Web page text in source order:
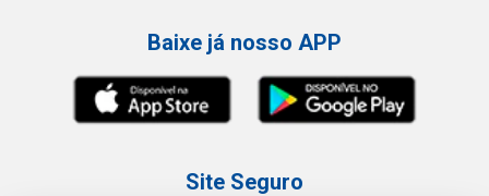
Baixe já nosso APP
Site Seguro